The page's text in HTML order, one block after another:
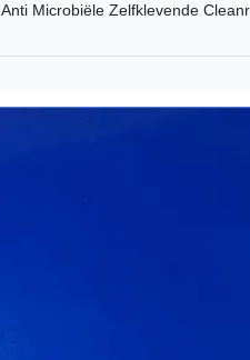
Anti Microbiële Zelfklevende